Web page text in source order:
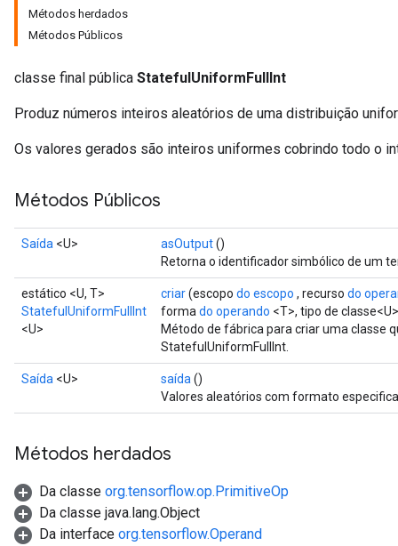
Métodos herdados
Métodos Públicos
classe final pública StatefulUniformFullInt
Produz números inteiros aleatórios de uma distribuição
Os valores gerados são inteiros uniformes cobrindo todo o
Métodos Públicos
Saída <U> asOutput()
Retorna o identificador simbólico de um
estático <U, T>
StatefulUniformFullInt
<U>
criar(escopo do escopo , recurso do
forma do operando <T>, tipo de
Método de fábrica para criar uma classe
StatefulUniformFullInt.
Saída <U> saída ()
Valores aleatórios com formato
Métodos herdados
Da classe org.tensorflow.op.PrimitiveOp
Da classe java.lang.Object
Da interface org.tensorflow.Operand